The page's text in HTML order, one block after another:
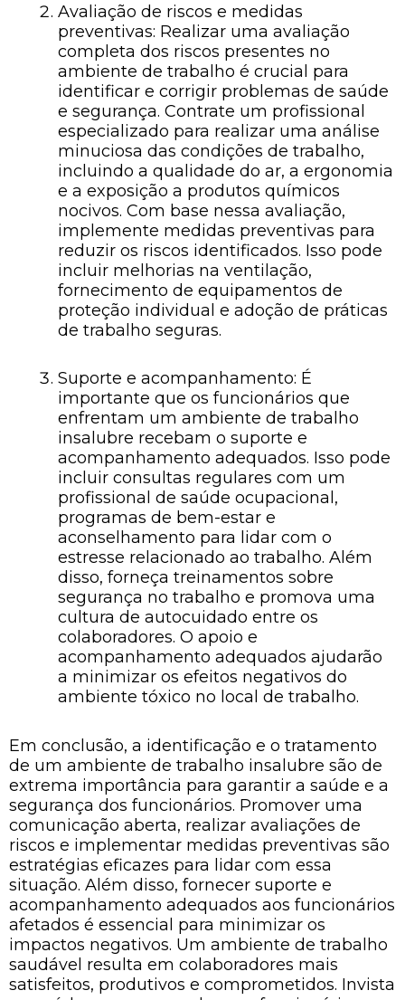
Avaliação de riscos e medidas
preventivas: Realizar uma avaliação
completa dos riscos presentes no
ambiente de trabalho é crucial para
identificar e corrigir problemas de saúde
e segurança. Contrate um profissional
especializado para realizar uma análise
minuciosa das condições de trabalho,
incluindo a qualidade do ar, a ergonomia
e a exposição a produtos químicos
nocivos. Com base nessa avaliação,
implemente medidas preventivas para
reduzir os riscos identificados. Isso pode
incluir melhorias na ventilação,
fornecimento de equipamentos de
proteção individual e adoção de práticas
de trabalho seguras.
Suporte e acompanhamento: É
importante que os funcionários que
enfrentam um ambiente de trabalho
insalubre recebam o suporte e
acompanhamento adequados. Isso pode
incluir consultas regulares com um
profissional de saúde ocupacional,
programas de bem-estar e
aconselhamento para lidar com o
estresse relacionado ao trabalho. Além
disso, forneça treinamentos sobre
segurança no trabalho e promova uma
cultura de autocuidado entre os
colaboradores. O apoio e
acompanhamento adequados ajudarão
a minimizar os efeitos negativos do
ambiente tóxico no local de trabalho.
Em conclusão, a identificação e o tratamento
de um ambiente de trabalho insalubre são de
extrema importância para garantir a saúde e a
segurança dos funcionários. Promover uma
comunicação aberta, realizar avaliações de
riscos e implementar medidas preventivas são
estratégias eficazes para lidar com essa
situação. Além disso, fornecer suporte e
acompanhamento adequados aos funcionários
afetados é essencial para minimizar os
impactos negativos. Um ambiente de trabalho
saudável resulta em colaboradores mais
satisfeitos, produtivos e comprometidos. Invista